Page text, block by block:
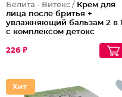
Белита - Витекс / Крем для
лица после бритья +
увлажняющий бальзам 2 в 1
с комплексом детокс
226 ₽